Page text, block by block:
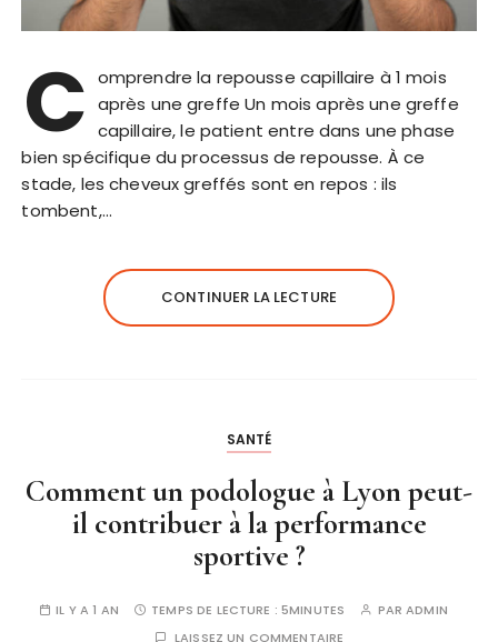
C omprendre la repousse capillaire à 1 mois
après une greffe Un mois après une greffe
capillaire, le patient entre dans une phase
bien spécifique du processus de repousse. À ce
stade, les cheveux greffés sont en repos : ils
tombent,…
CONTINUER LA LECTURE
SANTÉ
Comment un podologue à Lyon peut-
il contribuer à la performance
sportive ?
IL Y A 1 AN TEMPS DE LECTURE :5MINUTES PARADMIN
LAISSEZ UN COMMENTAIRE